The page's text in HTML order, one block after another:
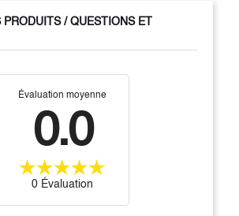
PRODUITS / QUESTIONS ET
Évaluation moyenne
0.0
0 Évaluation